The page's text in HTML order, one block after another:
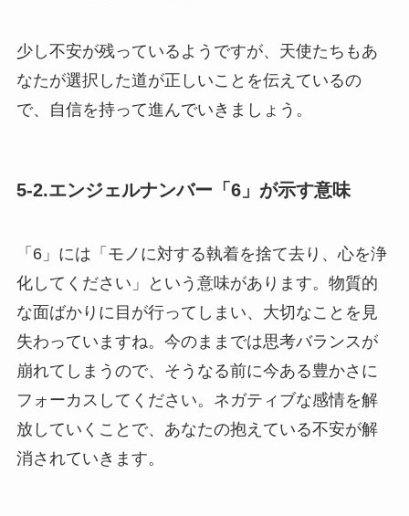
少し不安が残っているようですが、天使たちもあ
なたが選択した道が正しいことを伝えているの
で、自信を持って進んでいきましょう。
5-2.エンジェルナンバー「6」が示す意味
「6」には「モノに対する執着を捨て去り、心を浄
化してください」という意味があります。物質的
な面ばかりに目が行ってしまい、大切なことを見
失わっていますね。今のままでは思考バランスが
崩れてしまうので、そうなる前に今ある豊かさに
フォーカスしてください。ネガティブな感情を解
放していくことで、あなたの抱えている不安が解
消されていきます。